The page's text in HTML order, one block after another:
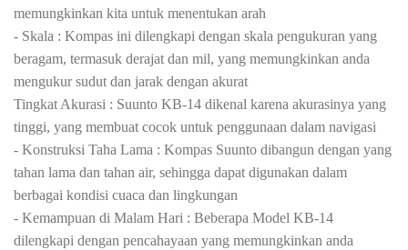
memungkinkan kita untuk menentukan arah
- Skala : Kompas ini dilengkapi dengan skala pengukuran yang
beragam, termasuk derajat dan mil, yang memungkinkan anda
mengukur sudut dan jarak dengan akurat
Tingkat Akurasi : Suunto KB-14 dikenal karena akurasinya yang
tinggi, yang membuat cocok untuk penggunaan dalam navigasi
- Konstruksi Taha Lama : Kompas Suunto dibangun dengan yang
tahan lama dan tahan air, sehingga dapat digunakan dalam
berbagai kondisi cuaca dan lingkungan
- Kemampuan di Malam Hari : Beberapa Model KB-14
dilengkapi dengan pencahayaan yang memungkinkan anda